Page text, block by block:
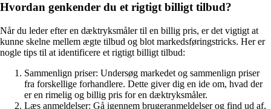
Hvordan genkender du et rigtigt billigt tilbud?
Når du leder efter en dæktryksmåler til en billig pris, er det vigtigt at
kunne skelne mellem ægte tilbud og blot markedsføringstricks. Her er
nogle tips til at identificere et rigtigt billigt tilbud:
Sammenlign priser: Undersøg markedet og sammenlign priser
fra forskellige forhandlere. Dette giver dig en ide om, hvad der
er en rimelig og billig pris for en dæktryksmåler.
Læs anmeldelser: Gå igennem brugeranmeldelser og find ud af,